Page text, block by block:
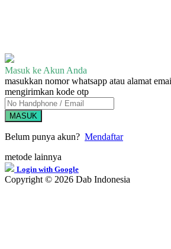
Masuk ke Akun Anda
masukkan nomor whatsapp atau alamat
mengirimkan kode otp
MASUK
Belum punya akun? Mendaftar
metode lainnya
Login with Google
Copyright © 2026 Dab Indonesia